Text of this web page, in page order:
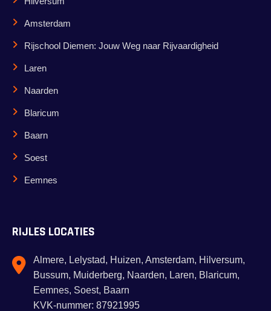
Amsterdam
Rijschool Diemen: Jouw Weg naar Rijvaardigheid
Laren
Naarden
Blaricum
Baarn
Soest
Eemnes
RIJLES LOCATIES
Almere, Lelystad, Huizen, Amsterdam, Hilversum,
Bussum, Muiderberg, Naarden, Laren, Blaricum,
Eemnes, Soest, Baarn
KVK-nummer: 87921995